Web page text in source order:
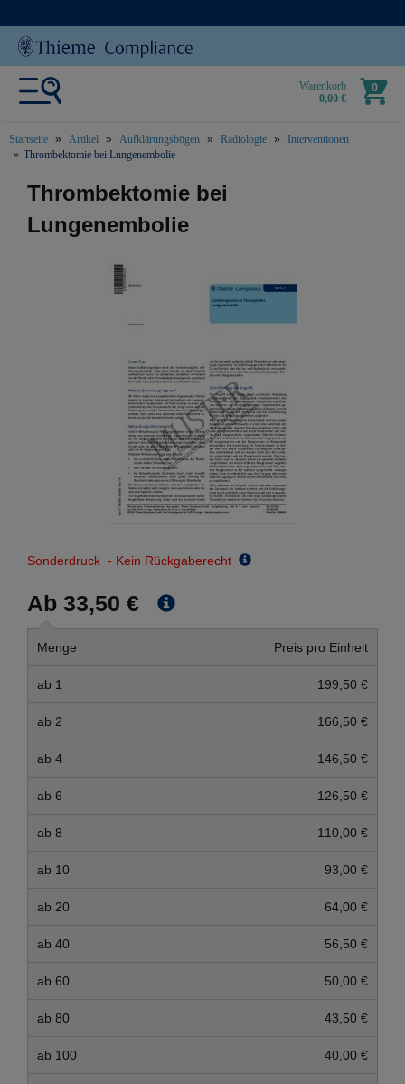
Warenkorb
0,00 €
0
Startseite Artikel Aufklärungsbögen Radiologie
Interventionen
Thrombektomie bei Lungenembolie
text.skipToContent
text.skipToNavigation
Thrombektomie bei
Lungenembolie
Sonderdruck - Kein Rückgaberecht
Ab 33,50 €
Menge Preis pro Einheit
ab 1 199,50 €
ab 2 166,50 €
ab 4 146,50 €
ab 6 126,50 €
ab 8 110,00 €
ab 10 93,00 €
ab 20 64,00 €
ab 40 56,50 €
ab 60 50,00 €
ab 80 43,50 €
ab 100 40,00 €